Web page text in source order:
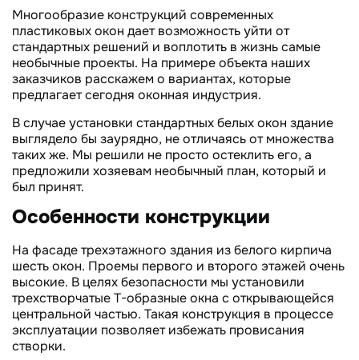
Многообразие конструкций современных
пластиковых окон дает возможность уйти от
стандартных решений и воплотить в жизнь самые
необычные проекты. На примере объекта наших
заказчиков расскажем о вариантах, которые
предлагает сегодня оконная индустрия.
В случае установки стандартных белых окон здание
выглядело бы заурядно, не отличаясь от множества
таких же. Мы решили не просто остеклить его, а
предложили хозяевам необычный план, который и
был принят.
Особенности конструкции
На фасаде трехэтажного здания из белого кирпича
шесть окон. Проемы первого и второго этажей очень
высокие. В целях безопасности мы установили
трехстворчатые Т-образные окна с открывающейся
центральной частью. Такая конструкция в процессе
эксплуатации позволяет избежать провисания
створки.